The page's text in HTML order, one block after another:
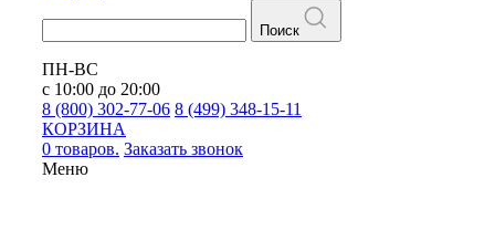
Поиск
ПН-ВС
с 10:00 до 20:00
8 (800) 302-77-06 8 (499) 348-15-11
КОРЗИНА
0 товаров. Заказать звонок
Меню